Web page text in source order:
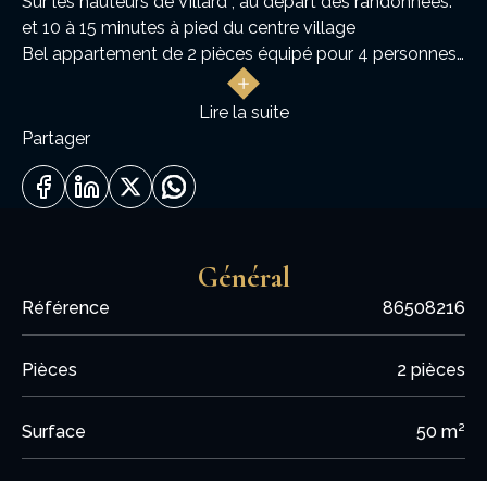
et 10 à 15 minutes à pied du centre village
Bel appartement de 2 pièces équipé pour 4 personnes
Résidence LATITUDE VERCORS
Il comprend une entrée, une grande chambre avec lit
superposés et lit double, une salle d'eau et wc séparés,
balcon SUD.
Au calme , avec parking privé + cave.
Lire la suite
Partager
Général
Référence 86508216
Pièces 2 pièces
Surface 50 m²